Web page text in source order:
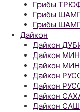
Грибы
Грибы
Грибы
Дайкон
Дайкон
Дайкон
Дайкон
Дайкон
Дайкон
Дайкон
Дайкон